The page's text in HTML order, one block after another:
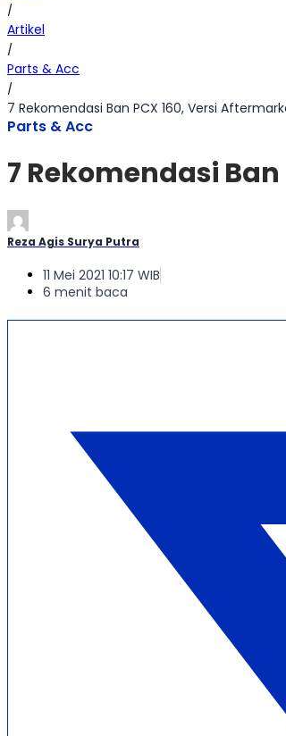
/
Artikel
/
Parts & Acc
/
7 Rekomendasi Ban PCX 160, Versi
Parts & Acc
7 Rekomendasi
Reza Agis Surya Putra
11 Mei 2021 10:17 WIB
6 menit baca